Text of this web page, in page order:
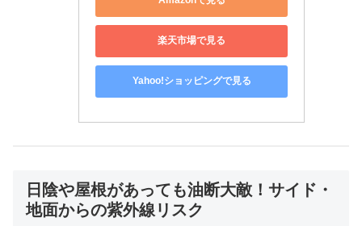
楽天市場で見る
Yahoo!ショッピングで見る
日陰や屋根があっても油断大敵！サイド・
地面からの紫外線リスク